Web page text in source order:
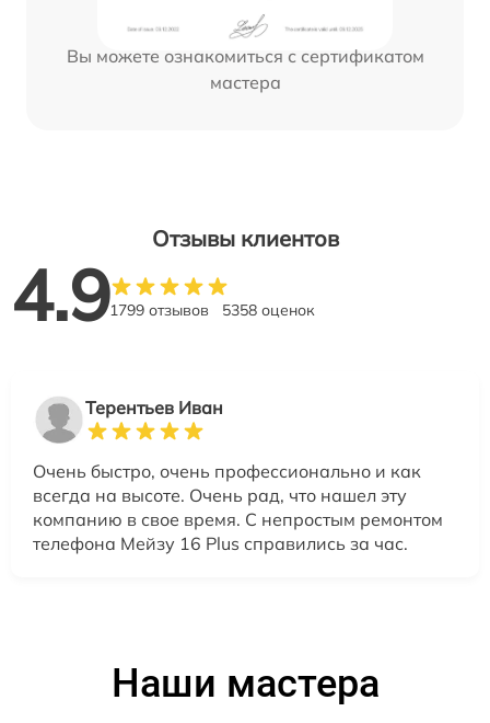
Вы можете ознакомиться с сертификатом
мастера
Отзывы клиентов
4.91799 отзывов 5358 оценок
Терентьев Иван
Очень быстро, очень профессионально и как
всегда на высоте. Очень рад, что нашел эту
компанию в свое время. С непростым ремонтом
телефона Мейзу 16 Plus справились за час.
Наши мастера